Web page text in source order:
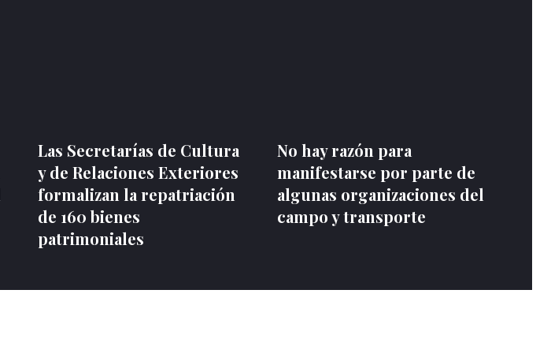
Las Secretarías de Cultura
y de Relaciones Exteriores
formalizan la repatriación
de 160 bienes
patrimoniales
No hay razón para
manifestarse por parte de
algunas organizaciones del
campo y transporte